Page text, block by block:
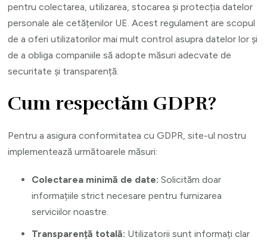
pentru colectarea, utilizarea, stocarea și protecția datelor
personale ale cetățenilor UE. Acest regulament are scopul
de a oferi utilizatorilor mai mult control asupra datelor lor și
de a obliga companiile să adopte măsuri adecvate de
securitate și transparență.
Cum respectăm GDPR?
Pentru a asigura conformitatea cu GDPR, site-ul nostru
implementează următoarele măsuri:
Colectarea minimă de date: Solicităm doar
informațiile strict necesare pentru furnizarea
serviciilor noastre.
Transparență totală: Utilizatorii sunt informați clar